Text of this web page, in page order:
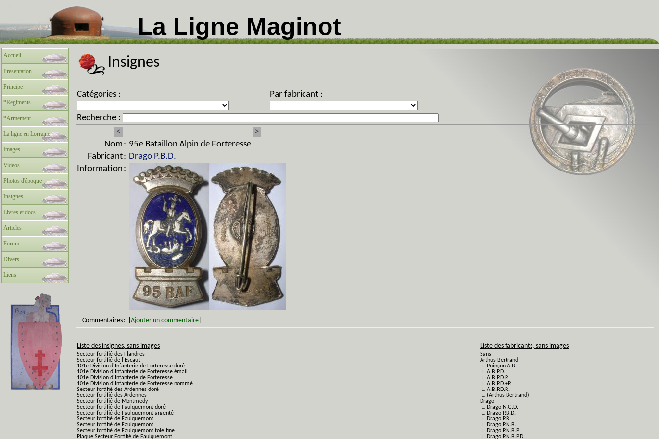
La Ligne Maginot
Accueil
Presentation
Principe
*Regiments
*Armement
La ligne en Lorraine
Images
Videos
Photos d'époque
Insignes
Livres et docs
Articles
Forum
Divers
Liens
Insignes
Catégories : Par fabricant :
Recherche :
<
>
Nom : 95e Bataillon Alpin de Forteresse
Fabricant: Drago P.B.D.
Information :
Commentaires : Ajouter un commentaire
Liste des insignes, sans images
Secteur fortifié des Flandres
Secteur fortifié de l'Escaut
101e Division d'Infanterie de Forteresse doré
101e Division d'Infanterie de Forteresse émail
101e Division d'Infanterie de Forteresse
101e Division d'Infanterie de Forteresse nommé
Secteur fortifié des Ardennes doré
Secteur fortifié des Ardennes
Secteur fortifié de Montmedy
Secteur fortifié de Faulquemont doré
Secteur fortifié de Faulquemont argenté
Secteur fortifié de Faulquemont
Secteur fortifié de Faulquemont
Secteur fortifié de Faulquemont tole fine
Plaque Secteur Fortifié de Faulquemont
Liste des fabricants, sans images
Sans
Arthus Bertrand
∟ Poinçon A.B
∟ A.B.P.D.
∟ A.B.P.D.P.
∟ A.B.P.D.+P.
∟ A.B.P.D.R.
∟ (Arthus Bertrand)
Drago
∟ Drago N.G.D.
∟ Drago P.B.D.
∟ Drago P.B.
∟ Drago P.N.B.
∟ Drago P.N.B.P.
∟ Drago P.N.B.P.D.